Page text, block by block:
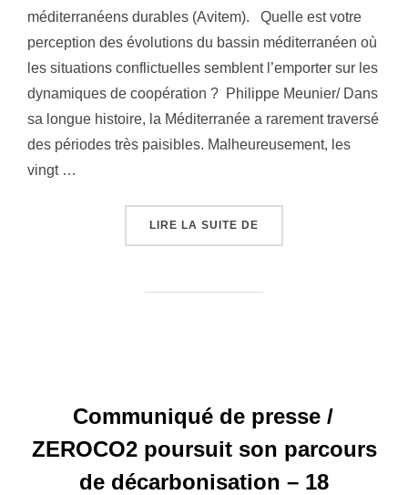
méditerranéens durables (Avitem). Quelle est votre
perception des évolutions du bassin méditerranéen où
les situations conflictuelles semblent l’emporter sur les
dynamiques de coopération ? Philippe Meunier/ Dans
sa longue histoire, la Méditerranée a rarement traversé
des périodes très paisibles. Malheureusement, les
vingt …
LIRE LA SUITE DE
Communiqué de presse /
ZEROCO2 poursuit son parcours
de décarbonisation – 18